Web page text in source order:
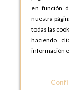
en función
nuestra
todas las
haciendo
información